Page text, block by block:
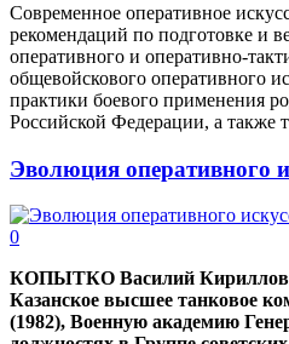
Современное оперативное
рекомендаций по подготовке и
оперативного и оперативно-
общевойскового оперативного
практики боевого применения
Российской Федерации, а также
Эволюция оперативного
0
КОПЫТКО Василий
Казанское высшее танковое
(1982), Военную академию